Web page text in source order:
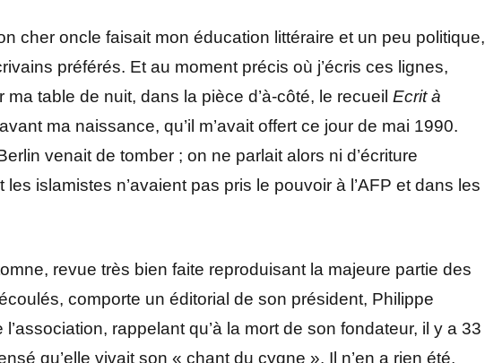
cher oncle faisait mon éducation littéraire et un peu politique,
préférés. Et au moment précis où j’écris ces lignes,
table de nuit, dans la pièce d’à-côté, le recueil Ecrit à
ma naissance, qu’il m’avait offert ce jour de mai 1990.
venait de tomber ; on ne parlait alors ni d’écriture
islamistes n’avaient pas pris le pouvoir à l’AFP et dans les
revue très bien faite reproduisant la majeure partie des
comporte un éditorial de son président, Philippe
rappelant qu’à la mort de son fondateur, il y a 33
qu’elle vivait son « chant du cygne ». Il n’en a rien été,